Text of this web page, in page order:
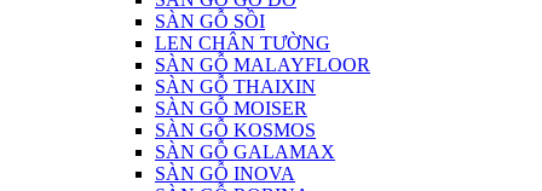
SÀN GỖ SỒI
LEN CHÂN TƯỜNG
SÀN GỖ MALAYFLOOR
SÀN GỖ THAIXIN
SÀN GỖ MOISER
SÀN GỖ KOSMOS
SÀN GỖ GALAMAX
SÀN GỖ INOVA